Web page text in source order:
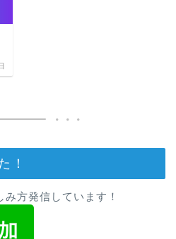
！
方発信しています！